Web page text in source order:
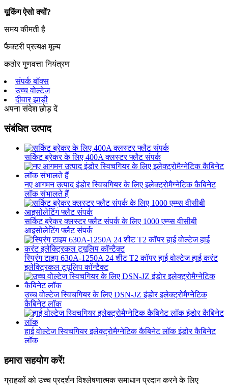
यूकिंग ऐसो क्यों?
समय कीमती है
फैक्टरी प्रत्यक्ष मूल्य
कठोर गुणवत्ता नियंत्रण
संपर्क बॉक्स
उच्च वोल्टेज
दीवार झाड़ी
अपना संदेश छोड़ दें
संबंधित उत्पाद
सर्किट ब्रेकर के लिए 400A क्लस्टर फ्लैट संपर्क
नए आगमन उत्पाद इंडोर स्विचगियर के लिए इलेक्ट्रोमैग्नेटिक कैबिनेट
लॉक संभालते हैं
सर्किट ब्रेकर क्लस्टर फ्लैट संपर्क के लिए 1000 एम्प्स वीसीबी
आइसोलेटिंग फ्लैट संपर्क
स्प्रिंग टाइप 630A-1250A 24 शीट T2 कॉपर हाई वोल्टेज हाई करंट
इलेक्ट्रिकल ट्यूलिप कॉन्टैक्ट
उच्च वोल्टेज स्विचगियर के लिए DSN-JZ इंडोर इलेक्ट्रोमैग्नेटिक
कैबिनेट लॉक
हाई वोल्टेज स्विचगियर इलेक्ट्रोमैग्नेटिक कैबिनेट लॉक इंडोर कैबिनेट
लॉक
हमारा सहयोग करें!
ग्राहकों को उच्च प्रदर्शन विश्लेषणात्मक समाधान प्रदान करने के लिए